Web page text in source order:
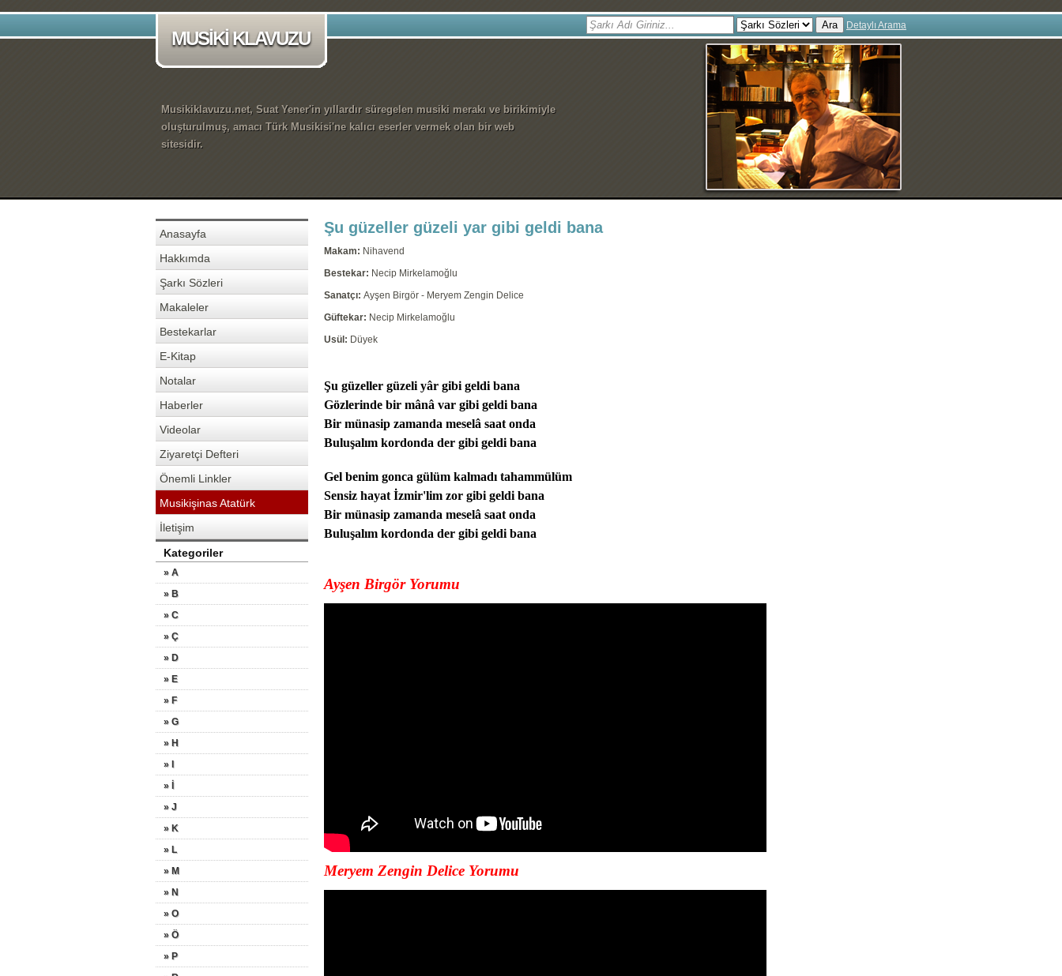
MUSİKİ KLAVUZU
Ara Detaylı Arama
Musikiklavuzu.net, Suat Yener'in yıllardır süregelen musiki merakı ve birikimiyle
oluşturulmuş, amacı Türk Musikisi'ne kalıcı eserler vermek olan bir web
sitesidir.
Anasayfa
Hakkımda
Şarkı Sözleri
Makaleler
Bestekarlar
E-Kitap
Notalar
Haberler
Videolar
Ziyaretçi Defteri
Önemli Linkler
Musikişinas Atatürk
İletişim
Kategoriler
» A
» B
» C
» Ç
» D
» E
» F
» G
» H
» I
» İ
» J
» K
» L
» M
» N
» O
» Ö
» P
Şu güzeller güzeli yar gibi geldi bana
Makam: Nihavend
Bestekar: Necip Mirkelamoğlu
Sanatçı: Ayşen Birgör - Meryem Zengin Delice
Güftekar: Necip Mirkelamoğlu
Usül: Düyek
Şu güzeller güzeli yâr gibi geldi bana
Gözlerinde bir mânâ var gibi geldi bana
Bir münasip zamanda meselâ saat onda
Buluşalım kordonda der gibi geldi bana
Gel benim gonca gülüm kalmadı tahammülüm
Sensiz hayat İzmir'lim zor gibi geldi bana
Bir münasip zamanda meselâ saat onda
Buluşalım kordonda der gibi geldi bana
Ayşen Birgör Yorumu
Meryem Zengin Delice Yorumu